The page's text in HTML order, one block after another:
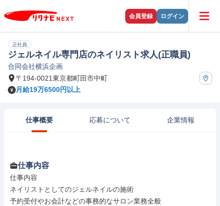
会員登録 ログイン
正社員
ジェルネイル専門店のネイリスト求人(正職員)
合同会社横浜企画
〒194-0021東京都町田市中町
月給19万6500円以上
仕事概要 応募について 企業情報
仕事内容
仕事内容
ネイリストとしてのジェルネイルの施術
予約受付やお会計などの事務的なサロン業務全般